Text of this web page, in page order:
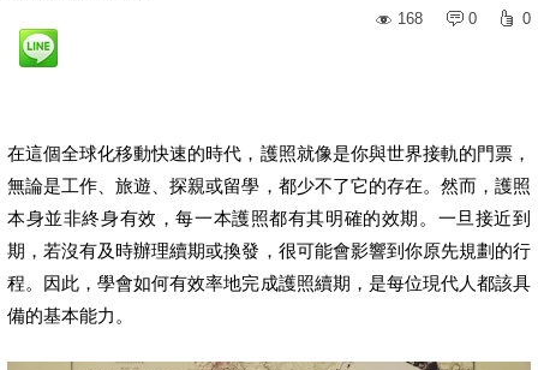
168
0 0
在這個全球化移動快速的時代，護照就像是你與世界接軌的門票，
無論是工作、旅遊、探親或留學，都少不了它的存在。然而，護照
本身並非終身有效，每一本護照都有其明確的效期。一旦接近到
期，若沒有及時辦理續期或換發，很可能會影響到你原先規劃的行
程。因此，學會如何有效率地完成護照續期，是每位現代人都該具
備的基本能力。